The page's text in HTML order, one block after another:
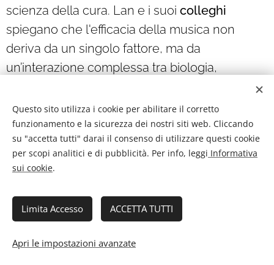
scienza della cura. Lan e i suoi colleghi
spiegano che l'efficacia della musica non
deriva da un singolo fattore, ma da
un’interazione complessa tra biologia,
Il primo grande pilastro è il
neurobiologico: la musica è
uno dei pochi stimoli capaci
Questo sito utilizza i cookie per abilitare il corretto
funzionamento e la sicurezza dei nostri siti web. Cliccando
su "accetta tutti" darai il consenso di utilizzare questi cookie
per scopi analitici e di pubblicità. Per info, leggi Informativa
sui cookie.
Limita Accesso ACCETTA TUTTI
Apri le impostazioni avanzate